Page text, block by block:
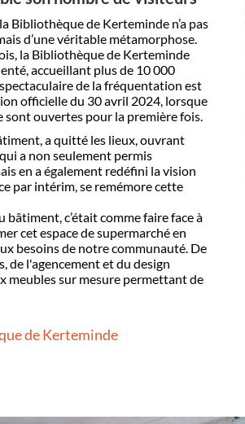
Bibliothèque de Kerteminde n’a pas
d’une véritable métamorphose.
la Bibliothèque de Kerteminde
accueillant plus de 10 000
de la fréquentation est
officielle du 30 avril 2024, lorsque
sont ouvertes pour la première fois.
a quitté les lieux, ouvrant
a non seulement permis
en a également redéfini la vision
par intérim, se remémore cette
c’était comme faire face à
cet espace de supermarché en
besoins de notre communauté. De
de l'agencement et du design
meubles sur mesure permettant de
de Kerteminde